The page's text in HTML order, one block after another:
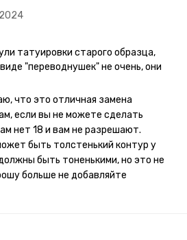
неподвижных частях тела тату
нужно обдуманно выбирать куда
рисунок начнёт стираться -
оставшийся контур.
татуировки старого образца,
"переводнушек" не очень, они
не те темнели, а после душа
сделала фризби дог и он
все ещё держится!! ну а 4 звезды
много переводных
что это отличная замена
если вы не можете сделать
нет 18 и вам не разрешают.
быть толстенький контур у
быть тоненькими, но это не
больше не добавляйте